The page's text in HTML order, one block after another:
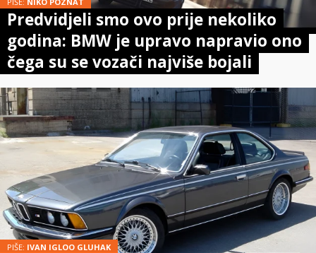
Predvidjeli smo ovo prije nekoliko
godina: BMW je upravo napravio ono
čega su se vozači najviše bojali
PIŠE: IVAN IGLOO GLUHAK